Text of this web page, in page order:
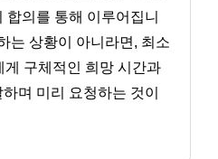
합의를 통해 이루어집니
는 상황이 아니라면, 최소
게 구체적인 희망 시간과
며 미리 요청하는 것이